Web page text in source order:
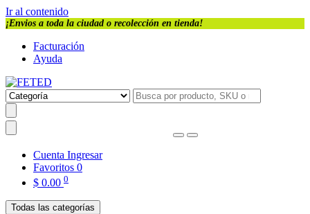
Ir al contenido
¡Envios a toda la ciudad o recolección en tienda!
Facturación
Ayuda
Cuenta Ingresar
Favoritos 0
$ 0.00 0
Todas las categorías